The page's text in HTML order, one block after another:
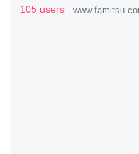
─ニュース :: 【研究発表】
論文では「淡水はカル
利だから両方が拮抗し
いる鋏角類（カブトガ
ら“過去問1000問”や“
105 users